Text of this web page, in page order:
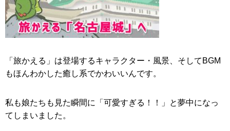
「旅かえる」は登場するキャラクター・風景、そしてBGM
もほんわかした癒し系でかわいいんです。
私も娘たちも見た瞬間に「可愛すぎる！！」と夢中になっ
てしまいました。